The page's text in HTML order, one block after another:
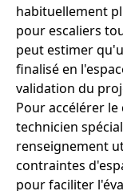
habituellement
pour escaliers
peut estimer
finalisé en
validation du
Pour accélérer
technicien
renseignement
contraintes
pour faciliter